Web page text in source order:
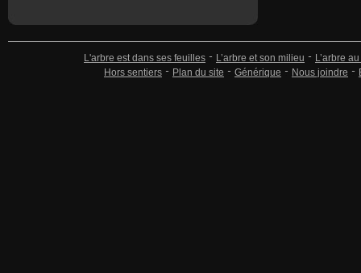
L'arbre est dans ses feuilles L’arbre et son milieu
L’arbre
Hors sentiers
Plan du site Générique Nous joindre